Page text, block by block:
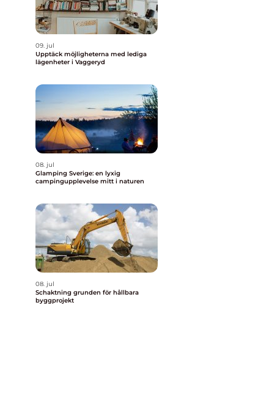
09. jul
Upptäck möjligheterna med lediga
lägenheter i Vaggeryd
08. jul
Glamping Sverige: en lyxig
campingupplevelse mitt i naturen
08. jul
Schaktning grunden för hållbara
byggprojekt